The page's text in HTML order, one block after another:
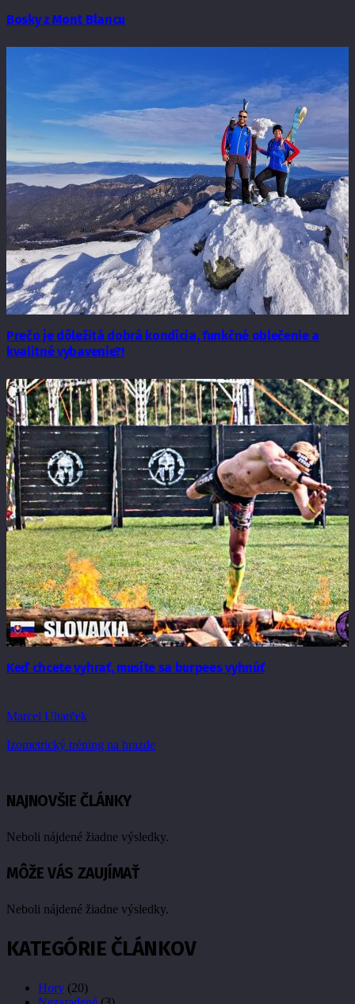
Bosky z Mont Blancu
Prečo je dôležitá dobrá kondícia, funkčné oblečenie a
kvalitné vybavenie?!
Keď chcete vyhrať, musíte sa burpees vyhnúť
Marcel Uharček
Izometrický tréning na hrazde
NAJNOVŠIE ČLÁNKY
Neboli nájdené žiadne výsledky.
MÔŽE VÁS ZAUJÍMAŤ
Neboli nájdené žiadne výsledky.
KATEGÓRIE ČLÁNKOV
Hory (20)